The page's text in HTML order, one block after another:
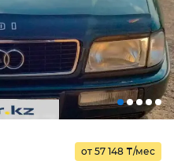
от 57 148 ₸/мес